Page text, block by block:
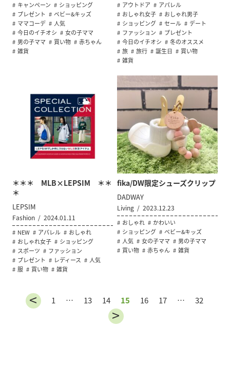
キャンペーン
ショッピング
プレゼント
ベビー&キッズ
ママコーデ
人気
今日のイチオシ
女の子ママ
男の子ママ
買い物
赤ちゃん
雑貨
アウトドア
アパレル
おしゃれ女子
おしゃれ男子
ショッピング
セール
デート
ファッション
プレゼント
今日のイチオシ
冬のオススメ
旅
旅行 誕生日
買い物
雑貨
＊＊＊ MLB×LEPSIM ＊＊
＊
LEPSIM
Fashion 2024.01.11
NEW アパレル
おしゃれ
おしゃれ女子
ショッピング
スポーツ
ファッション
プレゼント
レディース
人気
服
買い物 雑貨
fika/DW限定シューズクリップ
DADWAY
Living 2023.12.23
おしゃれ
かわいい
ショッピング
ベビー&キッズ
人気
女の子ママ
男の子ママ
買い物
赤ちゃん 雑貨
1 … 13 14 15 16 17 … 32